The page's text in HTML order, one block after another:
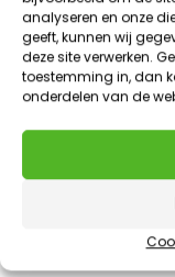
analyseren en onze
geeft, kunnen wij
deze site verwerken.
toestemming in, dan
onderdelen van de
- 2
10%
VIP KORTINGEN |
E-mailadres
Door dit formulier in te